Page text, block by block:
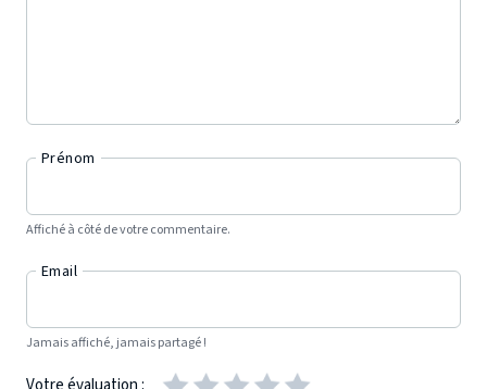
Prénom
Affiché à côté de votre commentaire.
Email
Jamais affiché, jamais partagé !